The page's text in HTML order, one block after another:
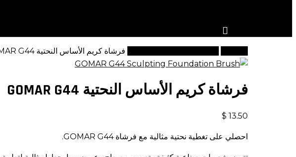
فرشاة كريم الأساس النحتية GOMAR G44
فرشاة كريم الأساس النحتية GOMAR G44
$ 13.50
احصلي على تغطية نحتية مثالية مع فرشاة GOMAR G44.